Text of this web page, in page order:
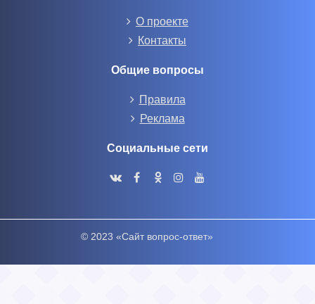
О проекте
Контакты
Общие вопросы
Правила
Реклама
Социальные сети
© 2023 «Сайт вопрос-ответ»